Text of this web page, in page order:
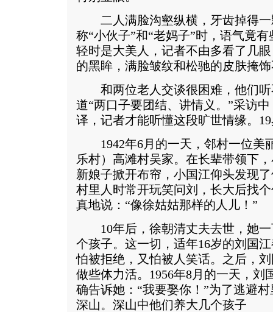
二人满脸沟壑纵横，牙齿掉得一
称“小伙子”和“老妈子”时，语气竟
轻时是大美人，记者不由多看了几
的黑眸，满脸皱纹和松驰的皮肤掩
和两位老人交谈很困难，他们听
道“两口子要团结、讲情义。”采访
译，记者才能听懂这段旷世情缘。
1942年6月的一天，邻村一位美
乐村）高滩村吴家。在长辈带领下
新娘子掀开布帘，小国江仰头发现
村里人时常开玩笑问刘，长大后找
真地说：“像徐姑姑那样的人儿！”
10年后，徐朝清丈夫去世，她一
个孩子。这一切，适年16岁的刘国
怕被拒绝，又怕被人笑话。之后，
做些体力活。1956年8月的一天，刘
确告诉她：“我要娶你！”为了逃避
深山。深山中他们养大几个孩子